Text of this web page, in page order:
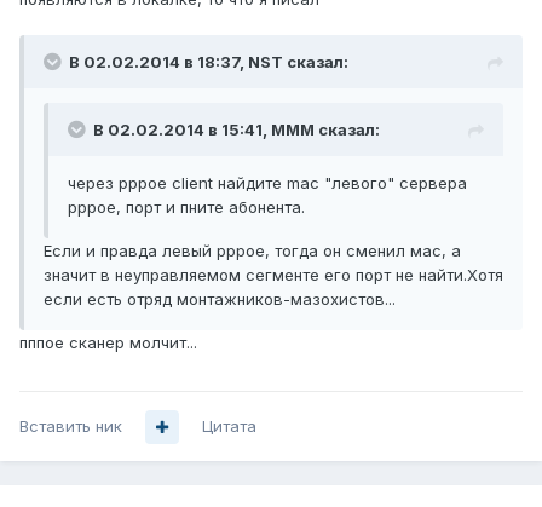
В 02.02.2014 в 18:37, NST сказал:
В 02.02.2014 в 15:41, MMM сказал:
через pppoe client найдите mac "левого" сервера
pppoe, порт и пните абонента.
Если и правда левый рррое, тогда он сменил мас, а
значит в неуправляемом сегменте его порт не найти.Хотя
если есть отряд монтажников-мазохистов...
пппое сканер молчит...
Вставить ник Цитата